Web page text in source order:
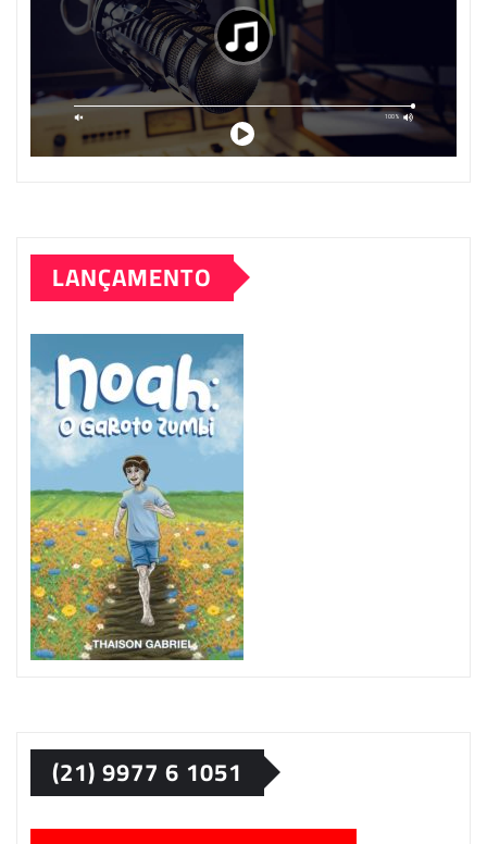
LANÇAMENTO
(21) 9977 6 1051